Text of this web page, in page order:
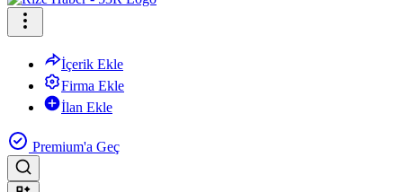
İçerik Ekle
Firma Ekle
İlan Ekle
Premium'a Geç